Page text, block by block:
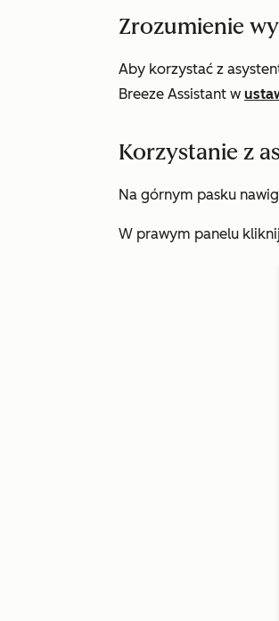
Zrozumienie
Aby korzystać z
Breeze Assistant w
Korzystanie z
Na górnym pasku
W prawym panelu